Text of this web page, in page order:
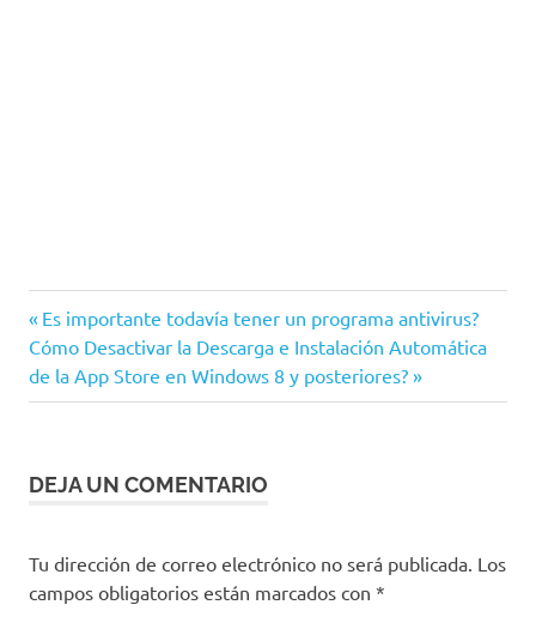
Navegador
Navegación
de
Entrada
anterior:
Es importante todavía tener un programa antivirus?
Siguiente
entrada:
Cómo Desactivar la Descarga e Instalación Automática
de la App Store en Windows 8 y posteriores?
DEJA UN COMENTARIO
Tu dirección de correo electrónico no será publicada. Los
campos obligatorios están marcados con *